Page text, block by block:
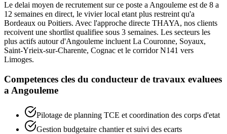
Le delai moyen de recrutement sur ce poste a Angouleme est de 8 a
12 semaines en direct, le vivier local etant plus restreint qu'a
Bordeaux ou Poitiers. Avec l'approche directe THAYA, nos clients
recoivent une shortlist qualifiee sous 3 semaines. Les secteurs les
plus actifs autour d'Angouleme incluent La Couronne, Soyaux,
Saint-Yrieix-sur-Charente, Cognac et le corridor N141 vers
Limoges.
Competences cles du conducteur de travaux evaluees
a Angouleme
Pilotage de planning TCE et coordination des corps d'etat
Gestion budgetaire chantier et suivi des ecarts